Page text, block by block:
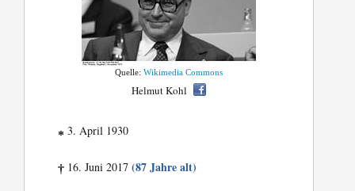
Quelle:Wikimedia Commons
Helmut Kohl
* 3. April 1930
† 16. Juni 2017(87 Jahre alt)